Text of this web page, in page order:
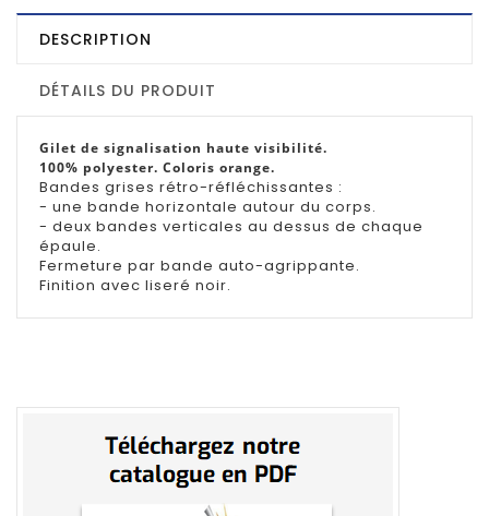
DESCRIPTION
DÉTAILS DU PRODUIT
Gilet de signalisation haute visibilité.
100% polyester. Coloris orange.
Bandes grises rétro-réfléchissantes :
- une bande horizontale autour du corps.
- deux bandes verticales au dessus de chaque
épaule.
Fermeture par bande auto-agrippante.
Finition avec liseré noir.